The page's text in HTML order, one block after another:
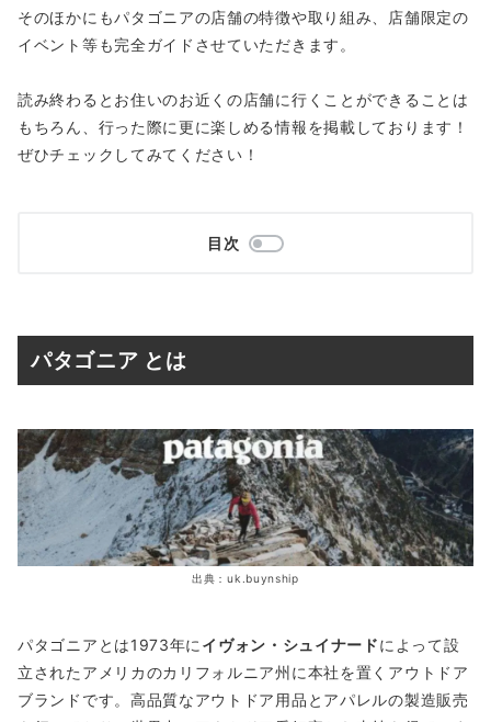
そのほかにもパタゴニアの店舗の特徴や取り組み、店舗限定の
イベント等も完全ガイドさせていただきます。
読み終わるとお住いのお近くの店舗に行くことができることは
もちろん、行った際に更に楽しめる情報を掲載しております！
ぜひチェックしてみてください！
目次
パタゴニア とは
出典：uk.buynship
パタゴニアとは1973年に イヴォン・シュイナードによって設
立されたアメリカのカリフォルニア州に本社を置くアウトドア
ブランドです。高品質なアウトドア用品とアパレルの製造販売